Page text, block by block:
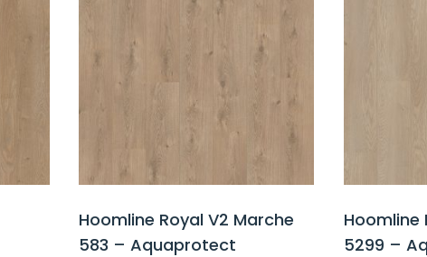
Hoomline Royal V2 Marche
583 – Aquaprotect
Hoomline
5299 –